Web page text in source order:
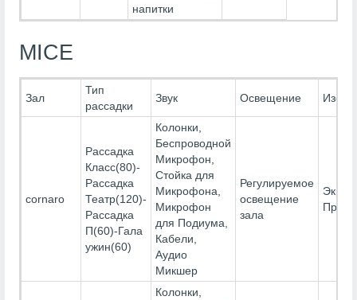
напитки
MICE
Зал
Тип
рассадки
Звук Освещение
cornaro
Рассадка
Класс(80)-
Рассадка
Театр(120)-
Рассадка
П(60)-Гала
ужин(60)
Колонки,
Беспроводной
Микрофон,
Стойка для
Микрофона,
Микрофон
для Подиума,
Кабели,
Аудио
Микшер
Регулируемое
освещение
зала
Экран,
Колонки,